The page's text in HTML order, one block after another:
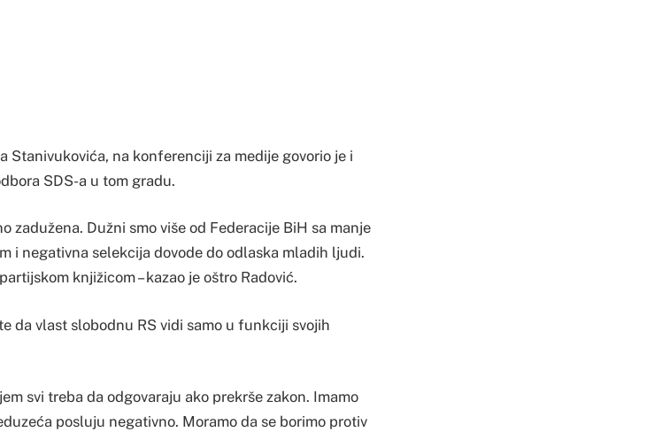
Stanivukovića, na konferenciji za medije govorio je i
SDS-a u tom gradu.
zadužena. Dužni smo više od Federacije BiH sa manje
i negativna selekcija dovode do odlaska mladih ljudi.
knjižicom – kazao je oštro Radović.
da vlast slobodnu RS vidi samo u funkciji svojih
svi treba da odgovaraju ako prekrše zakon. Imamo
posluju negativno. Moramo da se borimo protiv